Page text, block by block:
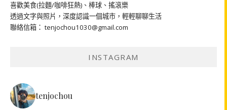
喜歡美食(拉麵/咖啡狂熱)、棒球、搖滾樂
透過文字與照片，深度認識一個城市，輕輕聊聊生活
聯絡信箱： tenjochou1030@gmail.com
INSTAGRAM
tenjochou